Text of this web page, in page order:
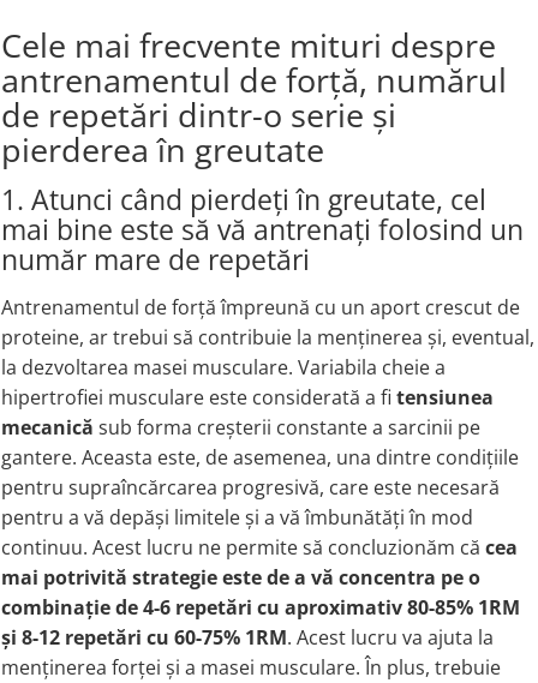
Cele mai frecvente mituri despre
antrenamentul de forță, numărul
de repetări dintr-o serie și
pierderea în greutate
1. Atunci când pierdeți în greutate, cel
mai bine este să vă antrenați folosind un
număr mare de repetări
Antrenamentul de forță împreună cu un aport crescut de
proteine, ar trebui să contribuie la menținerea și, eventual,
la dezvoltarea masei musculare. Variabila cheie a
hipertrofiei musculare este considerată a fi tensiunea
mecanică sub forma creșterii constante a sarcinii pe
gantere. Aceasta este, de asemenea, una dintre condițiile
pentru supraîncărcarea progresivă, care este necesară
pentru a vă depăși limitele și a vă îmbunătăți în mod
continuu. Acest lucru ne permite să concluzionăm că cea
mai potrivită strategie este de a vă concentra pe o
combinație de 4-6 repetări cu aproximativ 80-85% 1RM
și 8-12 repetări cu 60-75% 1RM. Acest lucru va ajuta la
menținerea forței și a masei musculare. În plus, trebuie